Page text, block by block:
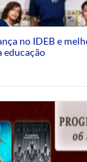
no IDEB e
educação